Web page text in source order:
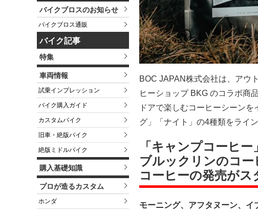
バイクブロスのお知らせ
バイクブロス通販
バイク記事
特集
車両情報
試乗インプレッション
バイク購入ガイド
カスタムバイク
旧車・絶版バイク
絶版ミドルバイク
購入基礎知識
プロが造るカスタム
ホンダ
BOC JAPAN株式会社は、アウ
ヒーショップ BKG のコラボ商
ドアで楽しむコーヒーシーン
グ」「ナイト」の4種類をライ
「キャンプコーヒ
ブルックリンのコ
コーヒーの発売がス
モーニング、アフタヌーン、